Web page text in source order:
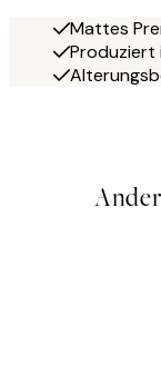
Mattes
Produziert